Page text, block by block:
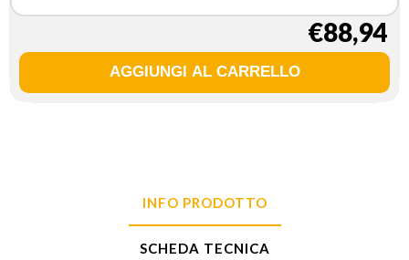
€88,94
INFO PRODOTTO
SCHEDA TECNICA